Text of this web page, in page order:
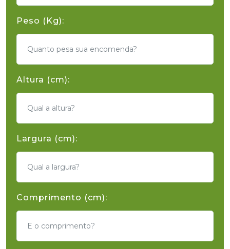
Peso (Kg):
Altura (cm):
Largura (cm):
Comprimento (cm):